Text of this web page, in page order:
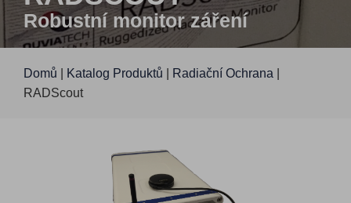
Robustní monitor záření
Domů Katalog Produktů Radiační Ochrana
RADScout